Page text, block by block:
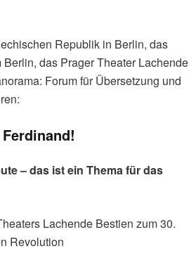
Republik in Berlin, das
das Prager Theater Lachende
Forum für Übersetzung und
Ferdinand!
– das ist ein Thema für das
Lachende Bestien zum 30.
Revolution